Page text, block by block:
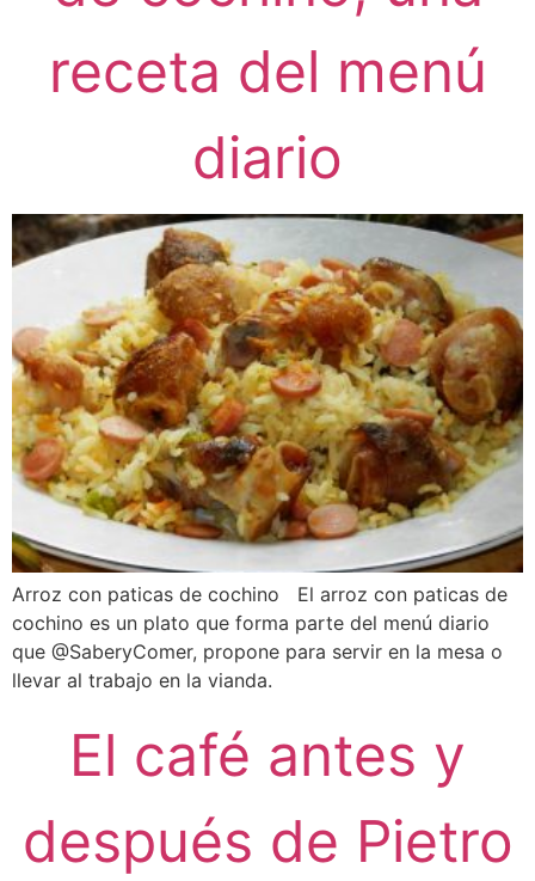
receta del menú
diario
Arroz con paticas de cochino El arroz con paticas de
cochino es un plato que forma parte del menú diario
que @SaberyComer, propone para servir en la mesa o
llevar al trabajo en la vianda.
El café antes y
después de Pietro